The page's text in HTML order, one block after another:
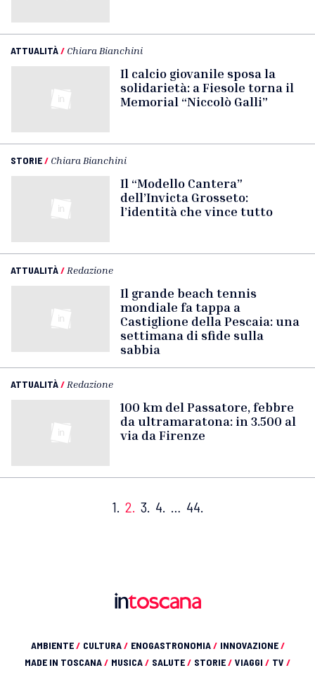
ATTUALITÀ/ Chiara Bianchini
Il calcio giovanile sposa la
solidarietà: a Fiesole torna il
Memorial “Niccolò Galli”
STORIE/ Chiara Bianchini
Il “Modello Cantera”
dell’Invicta Grosseto:
l’identità che vince tutto
ATTUALITÀ/ Redazione
Il grande beach tennis
mondiale fa tappa a
Castiglione della Pescaia: una
settimana di sfide sulla
sabbia
ATTUALITÀ/ Redazione
100 km del Passatore, febbre
da ultramaratona: in 3.500 al
via da Firenze
1. 2. 3. 4. … 44.
AMBIENTE/ CULTURA/ ENOGASTRONOMIA/ INNOVAZIONE/
MADE IN TOSCANA/ MUSICA/ SALUTE/ STORIE/ VIAGGI / TV /